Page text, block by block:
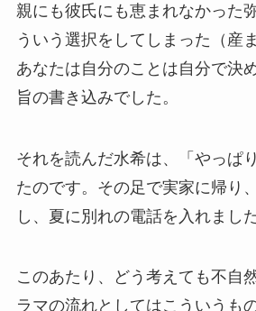
親にも彼氏にも恵まれなかった
ういう選択をしてしまった（産
あなたは自分のことは自分で決
旨の書き込みでした。
それを読んだ水希は、「やっぱ
たのです。その足で実家に帰り
し、夏に別れの電話を入れました
このあたり、どう考えても不自
ラマの流れとしてはこういうも